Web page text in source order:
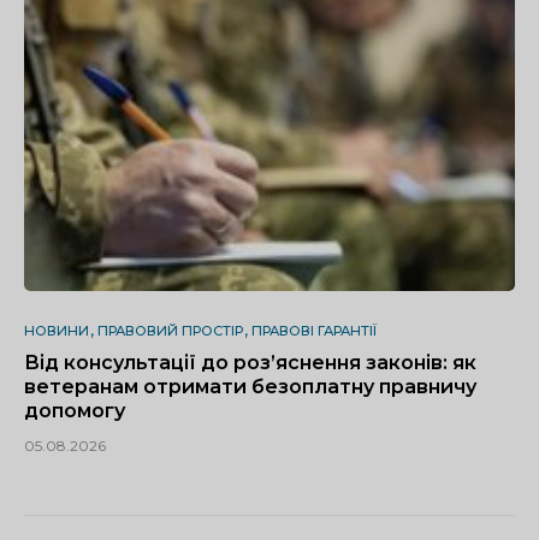
НОВИНИ ПРАВОВИЙ ПРОСТІР ПРАВОВІ ГАРАНТІЇ
Від консультації до роз’яснення законів: як
ветеранам отримати безоплатну правничу
допомогу
05.08.2026